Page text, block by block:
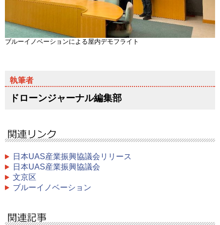
ブルーイノベーションによる屋内デモフライト
ドローンジャーナル編集部
日本UAS産業振興協議会リリース
日本UAS産業振興協議会
文京区
ブルーイノベーション